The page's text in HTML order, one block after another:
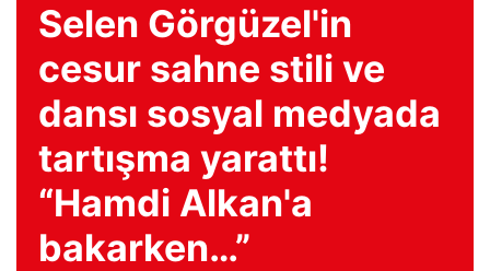
Selen Görgüzel'in
cesur sahne stili ve
dansı sosyal medyada
tartışma yarattı!
“Hamdi Alkan'a
bakarken…”